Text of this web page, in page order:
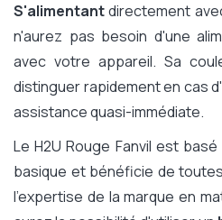
S'alimentantdirectement
n'aurez pas besoin d'une
avec votre appareil. Sa
distinguer rapidement en cas
assistance quasi-immédiate.
Le H2U Rouge Fanvil est
basique et bénéficie de
l'expertise de la marque en